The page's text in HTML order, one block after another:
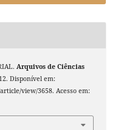
Arquivos de Ciências
Disponível em:
view/3658. Acesso em: